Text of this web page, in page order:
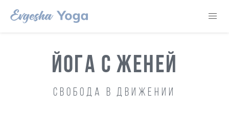
ЙОГА С ЖЕНЕЙ
Свобода в движении